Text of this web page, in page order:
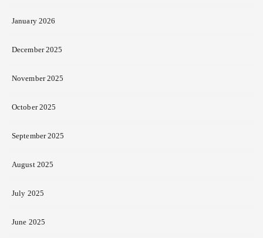
January 2026
December 2025
November 2025
October 2025
September 2025
August 2025
July 2025
June 2025